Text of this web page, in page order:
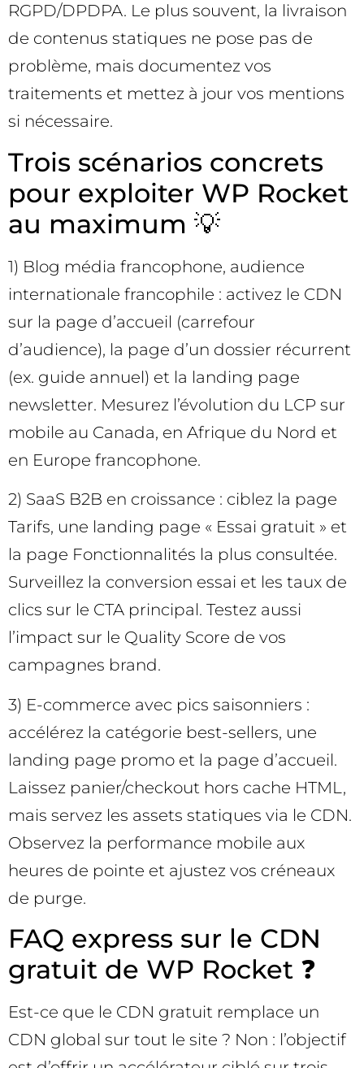
RGPD/DPDPA. Le plus souvent, la livraison
de contenus statiques ne pose pas de
problème, mais documentez vos
traitements et mettez à jour vos mentions
si nécessaire.
Trois scénarios concrets
pour exploiter WP Rocket
au maximum 💡
1) Blog média francophone, audience
internationale francophile : activez le CDN
sur la page d’accueil (carrefour
d’audience), la page d’un dossier récurrent
(ex. guide annuel) et la landing page
newsletter. Mesurez l’évolution du LCP sur
mobile au Canada, en Afrique du Nord et
en Europe francophone.
2) SaaS B2B en croissance : ciblez la page
Tarifs, une landing page « Essai gratuit » et
la page Fonctionnalités la plus consultée.
Surveillez la conversion essai et les taux de
clics sur le CTA principal. Testez aussi
l’impact sur le Quality Score de vos
campagnes brand.
3) E-commerce avec pics saisonniers :
accélérez la catégorie best-sellers, une
landing page promo et la page d’accueil.
Laissez panier/checkout hors cache HTML,
mais servez les assets statiques via le CDN.
Observez la performance mobile aux
heures de pointe et ajustez vos créneaux
de purge.
FAQ express sur le CDN
gratuit de WP Rocket ❓
Est-ce que le CDN gratuit remplace un
CDN global sur tout le site ? Non : l’objectif